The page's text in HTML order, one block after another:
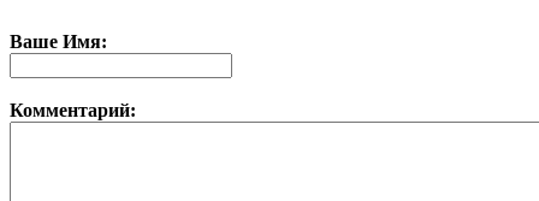
Ваше Имя:
Комментарий: